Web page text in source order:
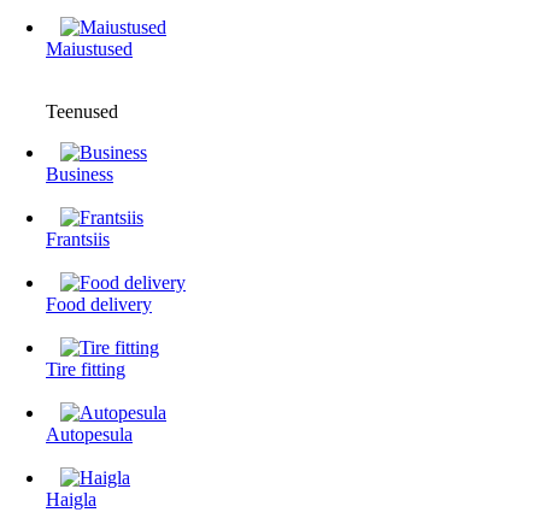
Maiustused
Teenused
Business
Frantsiis
Food delivery
Tire fitting
Autopesula
Haigla